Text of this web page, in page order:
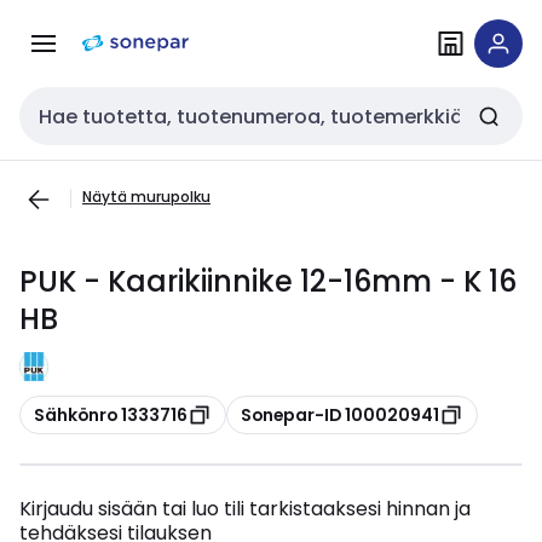
navigointiinsisältöön
Haku
Näytä murupolku
PUK - Kaarikiinnike 12-16mm - K 16
HB
Kopioi
Sähkönro 1333716 Kopioi
Sonepar-ID 100020941
Kirjaudu sisään tai luo tili tarkistaaksesi hinnan ja
tehdäksesi tilauksen